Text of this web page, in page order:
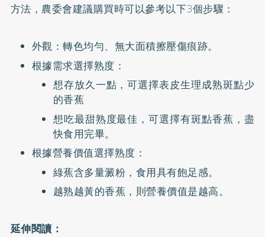
方法，農委會建議購買時可以參考以下3個步驟：
外觀：轉色均勻、無大面積擦壓傷痕跡。
根據需求選擇熟度：
想存放久一點，可選擇表皮生理成熟斑點少
的香蕉
想吃最甜熟度最佳，可選擇有斑點香蕉，盡
快食用完畢。
根據營養價值選擇熟度：
綠蕉含多量澱粉，食用具有飽足感。
越熟越黃的香蕉，則營養價值是越高。
延伸閱讀：